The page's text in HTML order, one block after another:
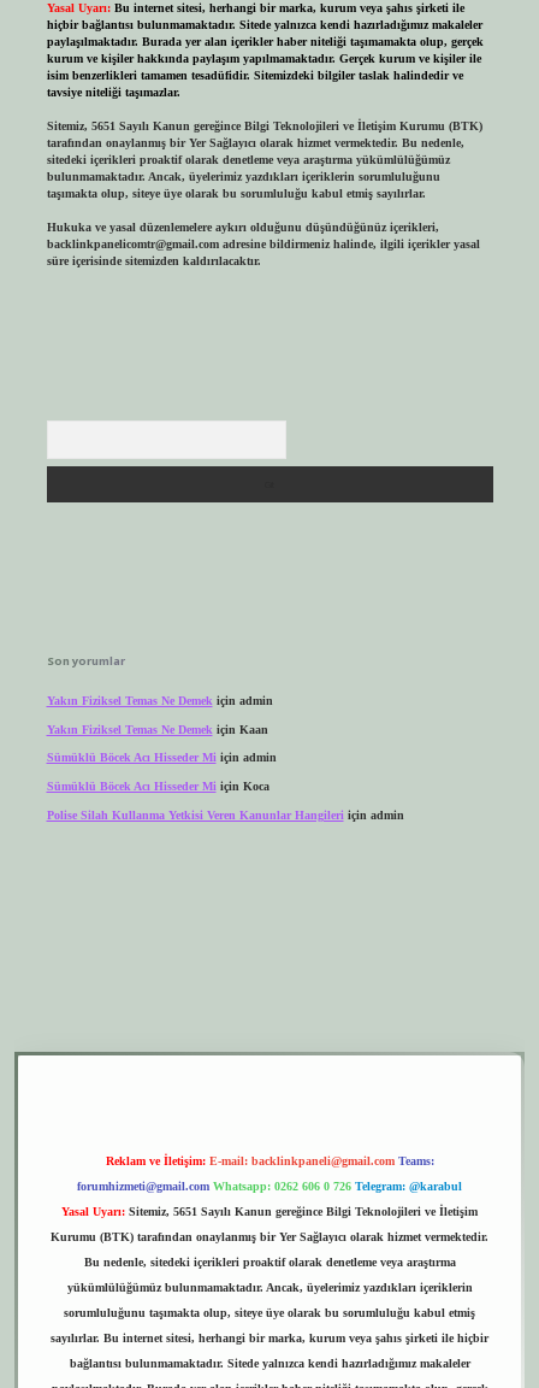
Yasal Uyarı: Bu internet sitesi, herhangi bir marka, kurum veya şahıs şirketi ile
hiçbir bağlantısı bulunmamaktadır. Sitede yalnızca kendi hazırladığımız makaleler
paylaşılmaktadır. Burada yer alan içerikler haber niteliği taşımamakta olup, gerçek
kurum ve kişiler hakkında paylaşım yapılmamaktadır. Gerçek kurum ve kişiler ile
isim benzerlikleri tamamen tesadüfidir. Sitemizdeki bilgiler taslak halindedir ve
tavsiye niteliği taşımazlar.
Sitemiz, 5651 Sayılı Kanun gereğince Bilgi Teknolojileri ve İletişim Kurumu (BTK)
tarafından onaylanmış bir Yer Sağlayıcı olarak hizmet vermektedir. Bu nedenle,
sitedeki içerikleri proaktif olarak denetleme veya araştırma yükümlülüğümüz
bulunmamaktadır. Ancak, üyelerimiz yazdıkları içeriklerin sorumluluğunu
taşımakta olup, siteye üye olarak bu sorumluluğu kabul etmiş sayılırlar.
Hukuka ve yasal düzenlemelere aykırı olduğunu düşündüğünüz içerikleri,
backlinkpanelicomtr@gmail.comadresine bildirmeniz halinde, ilgili içerikler yasal
süre içerisinde sitemizden kaldırılacaktır.
Son yorumlar
Yakın Fiziksel Temas Ne Demek için admin
Yakın Fiziksel Temas Ne Demek için Kaan
Sümüklü Böcek Acı Hisseder Miiçin admin
Sümüklü Böcek Acı Hisseder Mi için Koca
Polise Silah Kullanma Yetkisi Veren Kanunlar Hangileri için admin
Reklam ve İletişim: E-mail: backlinkpaneli@gmail.com Teams:
forumhizmeti@gmail.com Whatsapp: 0262 606 0 726 Telegram: @karabul
Yasal Uyarı: Sitemiz, 5651 Sayılı Kanun gereğince Bilgi Teknolojileri ve İletişim
Kurumu (BTK) tarafından onaylanmış bir Yer Sağlayıcı olarak hizmet vermektedir.
Bu nedenle, sitedeki içerikleri proaktif olarak denetleme veya araştırma
yükümlülüğümüz bulunmamaktadır. Ancak, üyelerimiz yazdıkları içeriklerin
sorumluluğunu taşımakta olup, siteye üye olarak bu sorumluluğu kabul etmiş
sayılırlar. Bu internet sitesi, herhangi bir marka, kurum veya şahıs şirketi ile hiçbir
bağlantısı bulunmamaktadır. Sitede yalnızca kendi hazırladığımız makaleler